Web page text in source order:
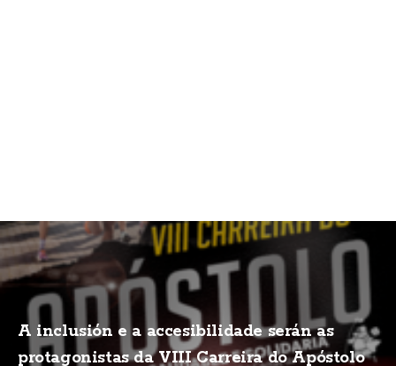
A inclusión e a accesibilidade serán as
protagonistas da VIII Carreira do Apóstolo